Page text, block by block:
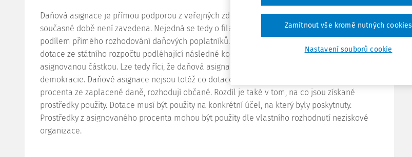
Daňová asignace je přímou podporou z veřejných zdrojů, která však v České republice v
současné době není zavedena. Nejedná se tedy o filantropii, ale daňovou redistribuci s
podílem přímého rozhodování daňových poplatníků. Získané prostředky jsou určitou formou
dotace ze státního rozpočtu podléhající následné kontrole státu s ohledem na nakládání s
asignovanou částkou. Lze tedy říci, že daňová asignace zajišťuje vyšší formu fiskální
demokracie. Daňové asignace nejsou totéž co dotace
procenta ze zaplacené daně, rozhodují občané. Rozdíl je také v tom, na co jsou získané
prostředky použity. Dotace musí být použity na konkrétní účel, na který byly poskytnuty.
Prostředky z asignovaného procenta mohou být použity dle vlastního rozhodnutí neziskové
organizace.
Nastavení souborů cookie
Zamítnout vše kromě nutných cookies